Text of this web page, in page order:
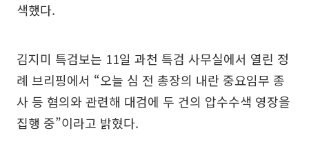
색했다.
김지미 특검보는 11일 과천 특검 사무실에서 열린 정
례 브리핑에서 “오늘 심 전 총장의 내란 중요임무 종
사 등 혐의와 관련해 대검에 두 건의 압수수색 영장을
집행 중”이라고 밝혔다.